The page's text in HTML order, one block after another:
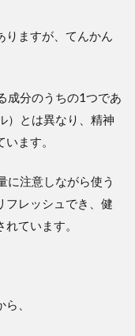
りますが、てんかん
成分のうちの1つであ
）とは異なり、精神
ます。
に注意しながら使う
フレッシュでき、健
ています。
、